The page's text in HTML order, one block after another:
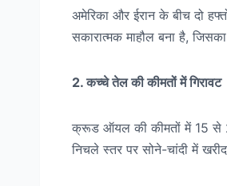
अमेरिका और ईरान के बीच दो
सकारात्मक माहौल बना है,
2. कच्चे तेल की कीमतों में गिरावट
क्रूड ऑयल की कीमतों में 15 से
निचले स्तर पर सोने-चांदी में